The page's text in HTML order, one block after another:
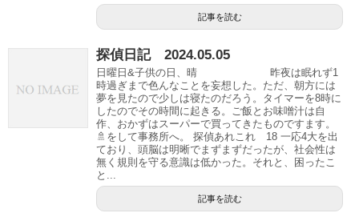
記事を読む
探偵日記 2024.05.05
日曜日&子供の日、晴 昨夜は眠れず1
時過ぎまで色んなことを妄想した。ただ、朝方には
夢を見たので少しは寝たのだろう。タイマーを8時に
したのでその時間に起きる。ご飯とお味噌汁は自
作、おかずはスーパーで買ってきたものですます。
🚿をして事務所へ。 探偵あれこれ 18 一応4大を出
ており、頭脳は明晰でまずまずだったが、社会性は
無く規則を守る意識は低かった。それと、困ったこ
と...
記事を読む